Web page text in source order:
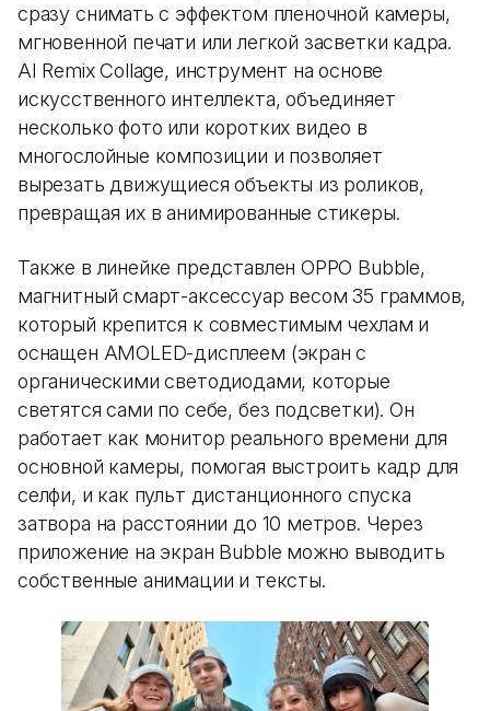
сразу снимать с эффектом пленочной камеры,
мгновенной печати или легкой засветки кадра.
AI Remix Collage, инструмент на основе
искусственного интеллекта, объединяет
несколько фото или коротких видео в
многослойные композиции и позволяет
вырезать движущиеся объекты из роликов,
превращая их в анимированные стикеры.
Также в линейке представлен OPPO Bubble,
магнитный смарт-аксессуар весом 35 граммов,
который крепится к совместимым чехлам и
оснащен AMOLED-дисплеем (экран с
органическими светодиодами, которые
светятся сами по себе, без подсветки). Он
работает как монитор реального времени для
основной камеры, помогая выстроить кадр для
селфи, и как пульт дистанционного спуска
затвора на расстоянии до 10 метров. Через
приложение на экран Bubble можно выводить
собственные анимации и тексты.